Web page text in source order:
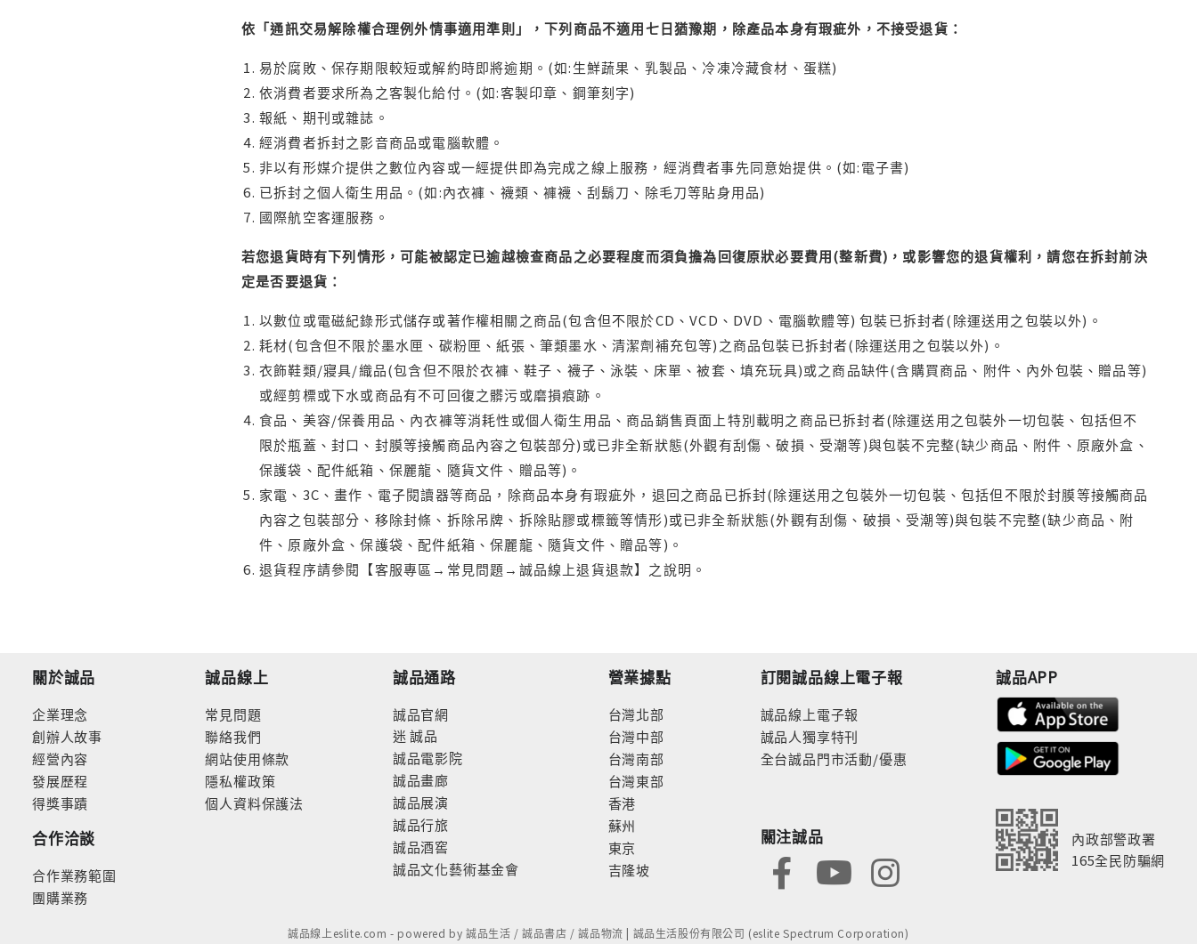
依「通訊交易解除權合理例外情事適用準則」，下列商品不適用七日猶豫期，除產品本身有瑕疵外，不接受退貨：
易於腐敗、保存期限較短或解約時即將逾期。(如:生鮮蔬果、乳製品、冷凍冷藏食材、蛋糕)
依消費者要求所為之客製化給付。(如:客製印章、鋼筆刻字)
報紙、期刊或雜誌。
經消費者拆封之影音商品或電腦軟體。
非以有形媒介提供之數位內容或一經提供即為完成之線上服務，經消費者事先同意始提供。(如:電子書)
已拆封之個人衛生用品。(如:內衣褲、襪類、褲襪、刮鬍刀、除毛刀等貼身用品)
國際航空客運服務。
若您退貨時有下列情形，可能被認定已逾越檢查商品之必要程度而須負擔為回復原狀必要費用(整新費)，或影響您的退貨權利，請您在拆封前決
定是否要退貨：
以數位或電磁紀錄形式儲存或著作權相關之商品(包含但不限於CD、VCD、DVD、電腦軟體等) 包裝已拆封者(除運送用之包裝以外)。
耗材(包含但不限於墨水匣、碳粉匣、紙張、筆類墨水、清潔劑補充包等)之商品包裝已拆封者(除運送用之包裝以外)。
衣飾鞋類/寢具/織品(包含但不限於衣褲、鞋子、襪子、泳裝、床單、被套、填充玩具)或之商品缺件(含購買商品、附件、內外包裝、贈品等)
或經剪標或下水或商品有不可回復之髒污或磨損痕跡。
食品、美容/保養用品、內衣褲等消耗性或個人衛生用品、商品銷售頁面上特別載明之商品已拆封者(除運送用之包裝外一切包裝、包括但不
限於瓶蓋、封口、封膜等接觸商品內容之包裝部分)或已非全新狀態(外觀有刮傷、破損、受潮等)與包裝不完整(缺少商品、附件、原廠外盒、
保護袋、配件紙箱、保麗龍、隨貨文件、贈品等)。
家電、3C、畫作、電子閱讀器等商品，除商品本身有瑕疵外，退回之商品已拆封(除運送用之包裝外一切包裝、包括但不限於封膜等接觸商品
內容之包裝部分、移除封條、拆除吊牌、拆除貼膠或標籤等情形)或已非全新狀態(外觀有刮傷、破損、受潮等)與包裝不完整(缺少商品、附
件、原廠外盒、保護袋、配件紙箱、保麗龍、隨貨文件、贈品等)。
退貨程序請參閱【客服專區→常見問題→誠品線上退貨退款】之說明。
關於誠品
企業理念
創辦人故事
經營內容
發展歷程
得獎事蹟
合作洽談
合作業務範圍
團購業務
誠品線上
常見問題
聯絡我們
網站使用條款
隱私權政策
個人資料保護法
誠品通路
誠品官網
迷 誠品
誠品電影院
誠品畫廊
誠品展演
誠品行旅
誠品酒窖
誠品文化藝術基金會
營業據點
台灣北部
台灣中部
台灣南部
台灣東部
香港
蘇州
東京
吉隆坡
訂閱誠品線上電子報
誠品線上電子報
誠品人獨享特刊
全台誠品門市活動/優惠
關注誠品
誠品APP
內政部警政署
165全民防騙網
誠品線上eslite.com - powered by 誠品生活 / 誠品書店 / 誠品物流 | 誠品生活股份有限公司 (eslite Spectrum Corporation)